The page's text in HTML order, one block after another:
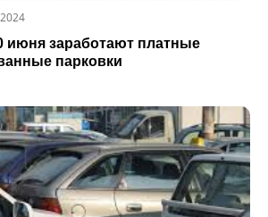
июня заработают платные
парковки